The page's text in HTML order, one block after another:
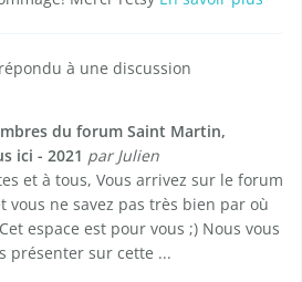
à une discussion
du forum Saint Martin,
ici - 2021 par Julien
et à tous, Vous arrivez sur le forum
vous ne savez pas très bien par où
espace est pour vous ;) Nous vous
présenter sur cette ...